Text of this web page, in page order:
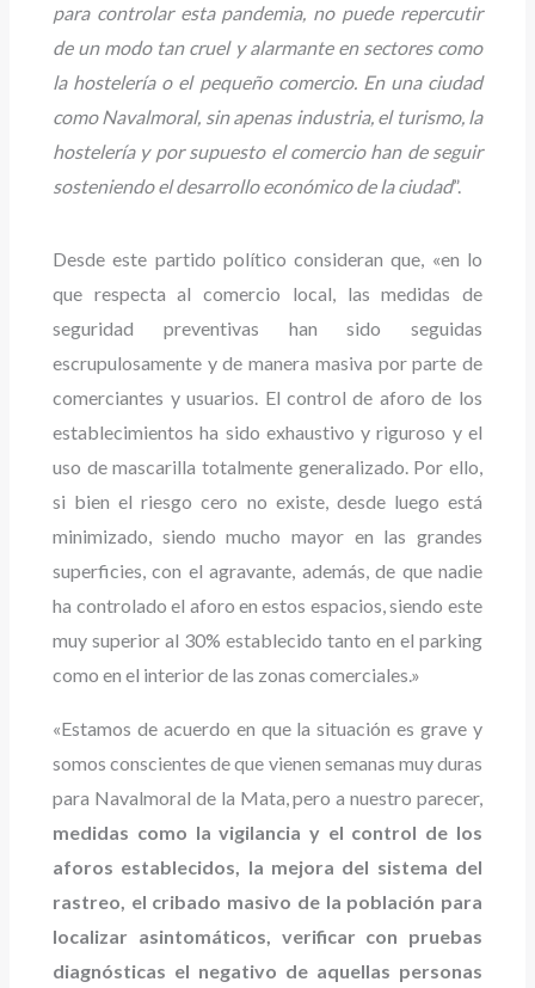
para controlar esta pandemia, no puede repercutir
de un modo tan cruel y alarmante en sectores como
la hostelería o el pequeño comercio. En una ciudad
como Navalmoral, sin apenas industria, el turismo, la
hostelería y por supuesto el comercio han de seguir
sosteniendo el desarrollo económico de la ciudad”.
Desde este partido político consideran que, «en lo
que respecta al comercio local, las medidas de
seguridad preventivas han sido seguidas
escrupulosamente y de manera masiva por parte de
comerciantes y usuarios. El control de aforo de los
establecimientos ha sido exhaustivo y riguroso y el
uso de mascarilla totalmente generalizado. Por ello,
si bien el riesgo cero no existe, desde luego está
minimizado, siendo mucho mayor en las grandes
superficies, con el agravante, además, de que nadie
ha controlado el aforo en estos espacios, siendo este
muy superior al 30% establecido tanto en el parking
como en el interior de las zonas comerciales.»
«Estamos de acuerdo en que la situación es grave y
somos conscientes de que vienen semanas muy duras
para Navalmoral de la Mata, pero a nuestro parecer,
medidas como la vigilancia y el control de los
aforos establecidos, la mejora del sistema del
rastreo, el cribado masivo de la población para
localizar asintomáticos, verificar con pruebas
diagnósticas el negativo de aquellas personas